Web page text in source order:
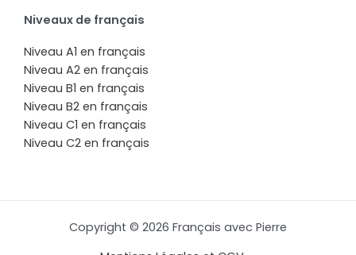
Niveaux de français
Niveau A1 en français
Niveau A2 en français
Niveau B1 en français
Niveau B2 en français
Niveau C1 en français
Niveau C2 en français
Copyright © 2026 Français avec Pierre